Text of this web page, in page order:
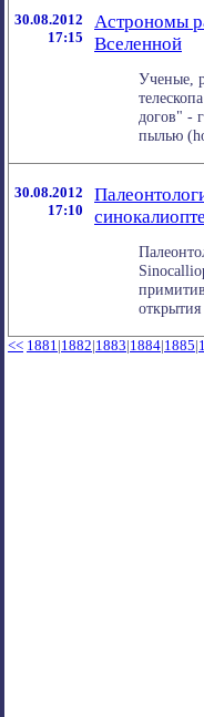
30.08.2012
17:15
Астрономы
Вселенной
Ученые,
догов" -
пылью
30.08.2012
17:10
<< 1881|1882|1883|1884|1885|